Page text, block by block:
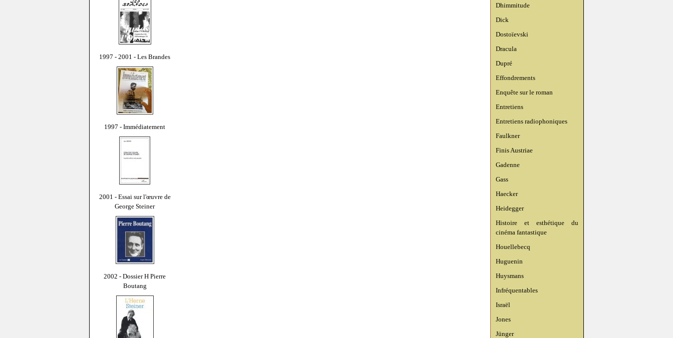
1997 - 2001 - Les Brandes
1997 - Immédiatement
2001 - Essai sur l'œuvre de
George Steiner
2002 - Dossier H Pierre
Boutang
Dhimmitude
Dick
Dostoïevski
Dracula
Dupré
Effondrements
Enquête sur le roman
Entretiens
Entretiens radiophoniques
Faulkner
Finis Austriae
Gadenne
Gass
Haecker
Heidegger
Histoire et esthétique du
cinéma fantastique
Houellebecq
Huguenin
Huysmans
Infréquentables
Israël
Jones
Jünger